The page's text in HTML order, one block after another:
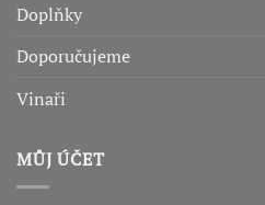
Doplňky
Doporučujeme
Vinaři
MŮJ ÚČET